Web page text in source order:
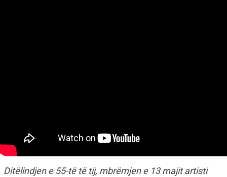
Ditëlindjen e 55-të të tij, mbrëmjen e 13 majit artisti